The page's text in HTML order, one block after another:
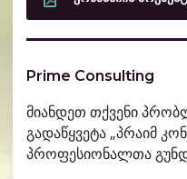
Prime Consulting
მიანდეთ თქვენი
გადაწყვეტა „პრაიმ
პროფესიონალთა